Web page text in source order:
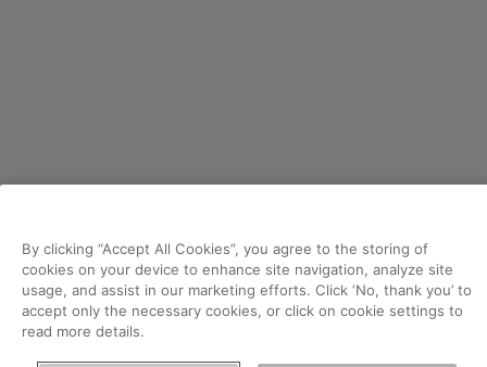
By clicking “Accept All Cookies”, you agree to the storing of
cookies on your device to enhance site navigation, analyze site
usage, and assist in our marketing efforts. Click ‘No, thank you’ to
accept only the necessary cookies, or click on cookie settings to
read more details.